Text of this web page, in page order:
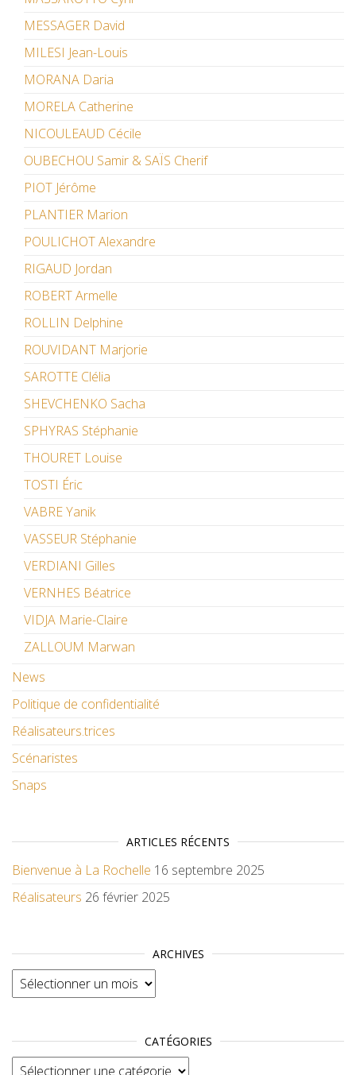
MESSAGER David
MILESI Jean-Louis
MORANA Daria
MORELA Catherine
NICOULEAUD Cécile
OUBECHOU Samir & SAÏS Cherif
PIOT Jérôme
PLANTIER Marion
POULICHOT Alexandre
RIGAUD Jordan
ROBERT Armelle
ROLLIN Delphine
ROUVIDANT Marjorie
SAROTTE Clélia
SHEVCHENKO Sacha
SPHYRAS Stéphanie
THOURET Louise
TOSTI Éric
VABRE Yanik
VASSEUR Stéphanie
VERDIANI Gilles
VERNHES Béatrice
VIDJA Marie-Claire
ZALLOUM Marwan
News
Politique de confidentialité
Réalisateurs.trices
Scénaristes
Snaps
ARTICLES RÉCENTS
Bienvenue à La Rochelle 16 septembre 2025
Réalisateurs 26 février 2025
ARCHIVES
Archives
CATÉGORIES
Catégories